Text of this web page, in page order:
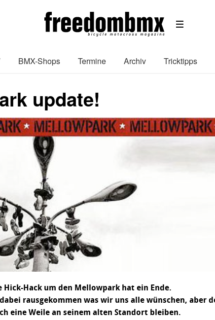
BMX-Shops Termine Archiv Tricktipps
update!
Hick-Hack um den Mellowpark hat ein Ende.
rausgekommen was wir uns alle wünschen, aber
eine Weile an seinem alten Standort bleiben.